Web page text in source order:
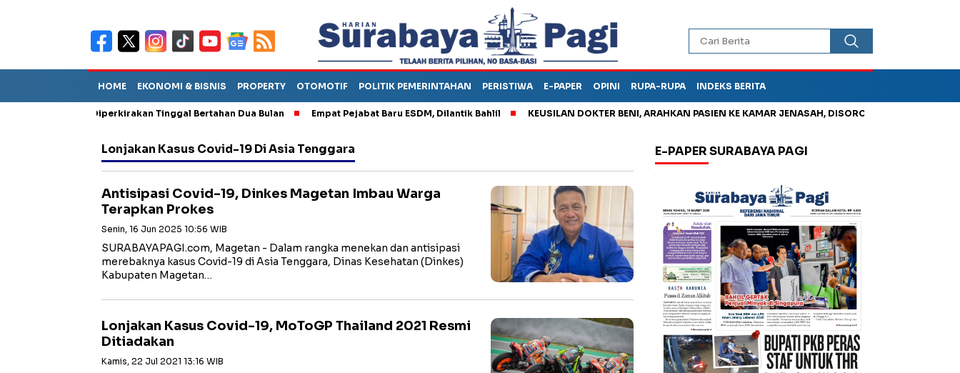
HOME EKONOMI & BISNIS PROPERTY OTOMOTIF POLITIK PEMERINTAHAN PERISTIWA E-PAPER OPINI RUPA-RUPA INDEKS BERITA
Sebut TPA Diperkirakan Tinggal Bertahan Dua Bulan Empat Pejabat Baru ESDM, Dilantik Bahlil KEUSILAN DOKTER BENI, ARAHKAN PASIEN KE KAMAR JENASAH, DISOROT
Lonjakan Kasus Covid-19 Di Asia Tenggara
Antisipasi Covid-19, Dinkes Magetan Imbau Warga
Terapkan Prokes
Senin, 16 Jun 2025 10:56 WIB
SURABAYAPAGI.com, Magetan - Dalam rangka menekan dan antisipasi
merebaknya kasus Covid-19 di Asia Tenggara, Dinas Kesehatan (Dinkes)
Kabupaten Magetan…
Lonjakan Kasus Covid-19, MoToGP Thailand 2021 Resmi
Ditiadakan
Kamis, 22 Jul 2021 13:16 WIB
E-PAPER SURABAYA PAGI